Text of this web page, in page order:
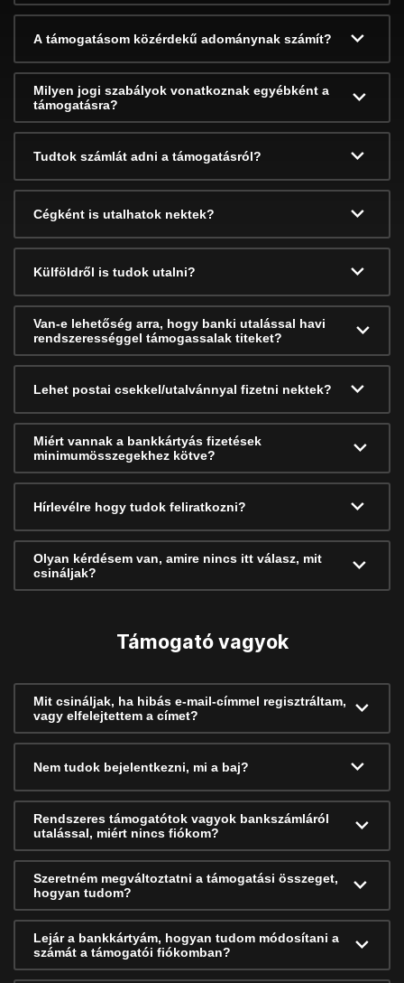
A támogatásom közérdekű adománynak számít?
Milyen jogi szabályok vonatkoznak egyébként a
támogatásra?
Tudtok számlát adni a támogatásról?
Cégként is utalhatok nektek?
Külföldről is tudok utalni?
Van-e lehetőség arra, hogy banki utalással havi
rendszerességgel támogassalak titeket?
Lehet postai csekkel/utalvánnyal fizetni nektek?
Miért vannak a bankkártyás fizetések
minimumösszegekhez kötve?
Hírlevélre hogy tudok feliratkozni?
Olyan kérdésem van, amire nincs itt válasz, mit
csináljak?
Támogató vagyok
Mit csináljak, ha hibás e-mail-címmel regisztráltam,
vagy elfelejtettem a címet?
Nem tudok bejelentkezni, mi a baj?
Rendszeres támogatótok vagyok bankszámláról
utalással, miért nincs fiókom?
Szeretném megváltoztatni a támogatási összeget,
hogyan tudom?
Lejár a bankkártyám, hogyan tudom módosítani a
számát a támogatói fiókomban?